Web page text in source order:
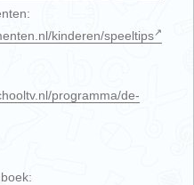
kinderen/speeltips
programma/de-